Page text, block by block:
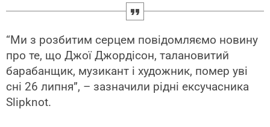
“Ми з розбитим серцем повідомляємо новину
про те, що Джої Джордісон, талановитий
барабанщик, музикант і художник, помер уві
сні 26 липня”, – зазначили рідні ексучасника
Slipknot.